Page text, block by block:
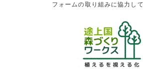
フォームの取り組みに協力し